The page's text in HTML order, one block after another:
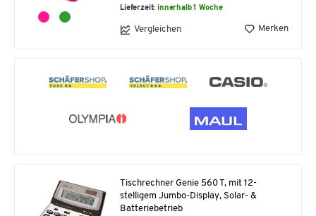
Lieferzeit:innerhalb 1 Woche
Vergleichen Merken
Tischrechner Genie 560 T, mit 12-
stelligem Jumbo-Display, Solar- &
Batteriebetrieb